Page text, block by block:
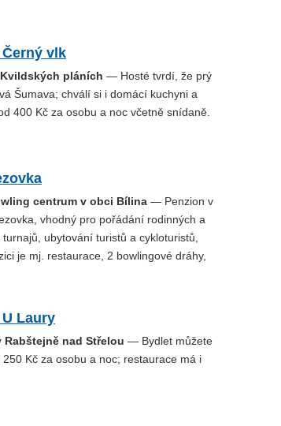
vlk
pláních — Hosté tvrdí, že prý
Šumava; chválí si i domácí kuchyni a
400 Kč za osobu a noc včetně snídaně.
centrum v obci Bílina — Penzion v
vhodný pro pořádání rodinných a
ubytování turistů a cykloturistů,
je mj. restaurace, 2 bowlingové dráhy,
Laury
nad Střelou — Bydlet můžete
Kč za osobu a noc; restaurace má i